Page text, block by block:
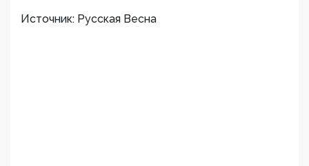
Источник: Русская Весна